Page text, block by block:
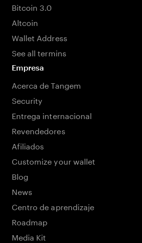
Bitcoin 3.0
Altcoin
Wallet Address
See all termins
Empresa
Acerca de Tangem
Security
Entrega internacional
Revendedores
Afiliados
Customize your wallet
Blog
News
Centro de aprendizaje
Roadmap
Media Kit